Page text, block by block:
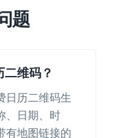
题
维码？
日历二维码生
、日期、时
有地图链接的